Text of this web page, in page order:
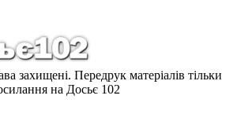
захищені. Передрук матеріалів тільки
на Досьє 102